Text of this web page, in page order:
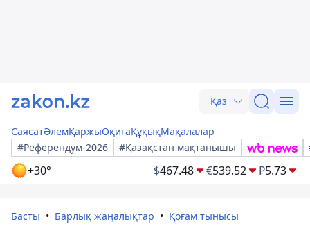
Қаз
СаясатӘлемҚаржыОқиғаҚұқықМақалалар
#Референдум-2026
#Қазақстан мақтанышы
+30° $467.48 €539.52 ₽5.73
Басты Барлық жаңалықтар Қоғам тынысы